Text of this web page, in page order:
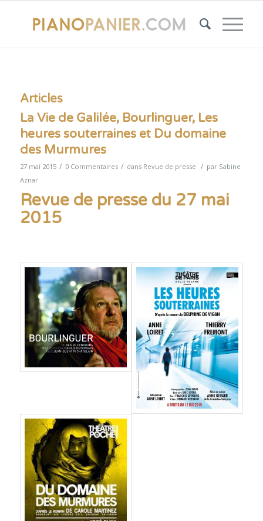
Articles
La Vie de Galilée, Bourlinguer, Les
heures souterraines et Du domaine
des Murmures
27 mai 2015 / 0 Commentaires / dans Revue de presse / par Sabine
Aznar
Revue de presse du 27 mai
2015